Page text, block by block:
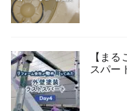
【ま
スパー